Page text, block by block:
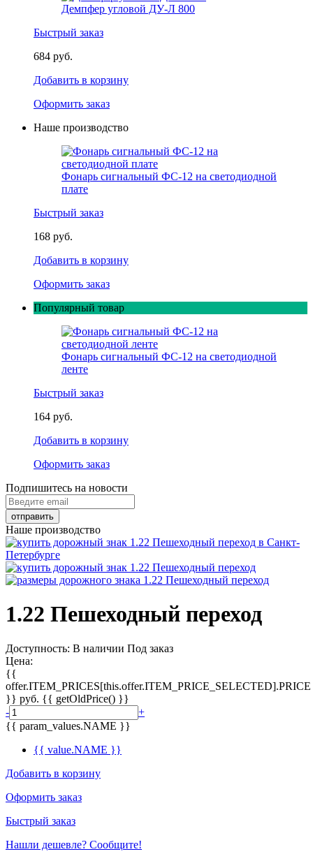
Демпфер угловой ДУ-Л 800
Быстрый заказ
684 руб.
Добавить в корзину
Оформить заказ
Наше производство
Фонарь сигнальный ФС-12 на светодиодной
плате
Быстрый заказ
168 руб.
Добавить в корзину
Оформить заказ
Популярный товар
Фонарь сигнальный ФС-12 на светодиодной
ленте
Быстрый заказ
164 руб.
Добавить в корзину
Оформить заказ
Подпишитесь на новости
Наше производство
1.22 Пешеходный переход
Доступность: В наличии Под заказ
Цена:
{{
offer.ITEM_PRICES[this.offer.ITEM_PRICE_SELECTED].PRICE
}} руб. {{ getOldPrice() }}
-
+
{{ param_values.NAME }}
{{ value.NAME }}
Добавить в корзину
Оформить заказ
Быстрый заказ
Нашли дешевле? Сообщите!